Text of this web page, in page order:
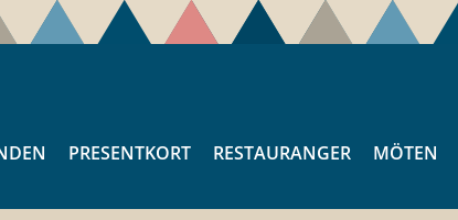
PRESENTKORT RESTAURANGER MÖTEN